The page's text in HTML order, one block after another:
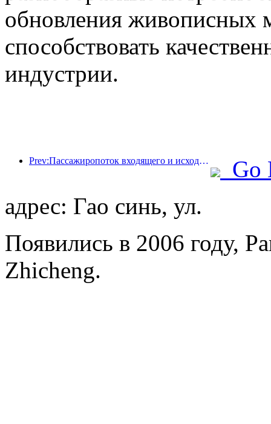
обновления живописных
способствовать
индустрии.
Prev:Пассажиропоток входящего и исходящего пассажиров аэропорта Шэньчжэня резко возрастает во время летних каникул, и многие иностранные авиакомпании увеличивают число своих маршрутов в Китае
Go
адрес: Гао синь, ул.
Появились в 2006 году,
Zhicheng.